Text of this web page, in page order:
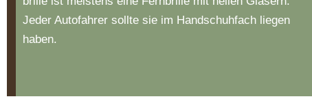
Jeder Auto­fahrer soll­te sie im Hand­schuh­fach liegen
haben.